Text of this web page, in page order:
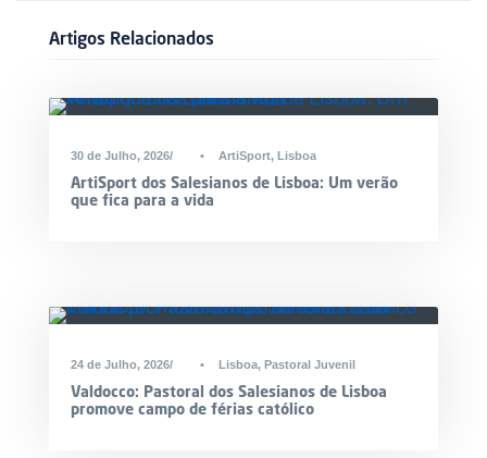
Artigos Relacionados
30 de Julho, 2026 • ArtiSport, Lisboa
ArtiSport dos Salesianos de Lisboa: Um verão
que fica para a vida
24 de Julho, 2026 • Lisboa, Pastoral Juvenil
Valdocco: Pastoral dos Salesianos de Lisboa
promove campo de férias católico